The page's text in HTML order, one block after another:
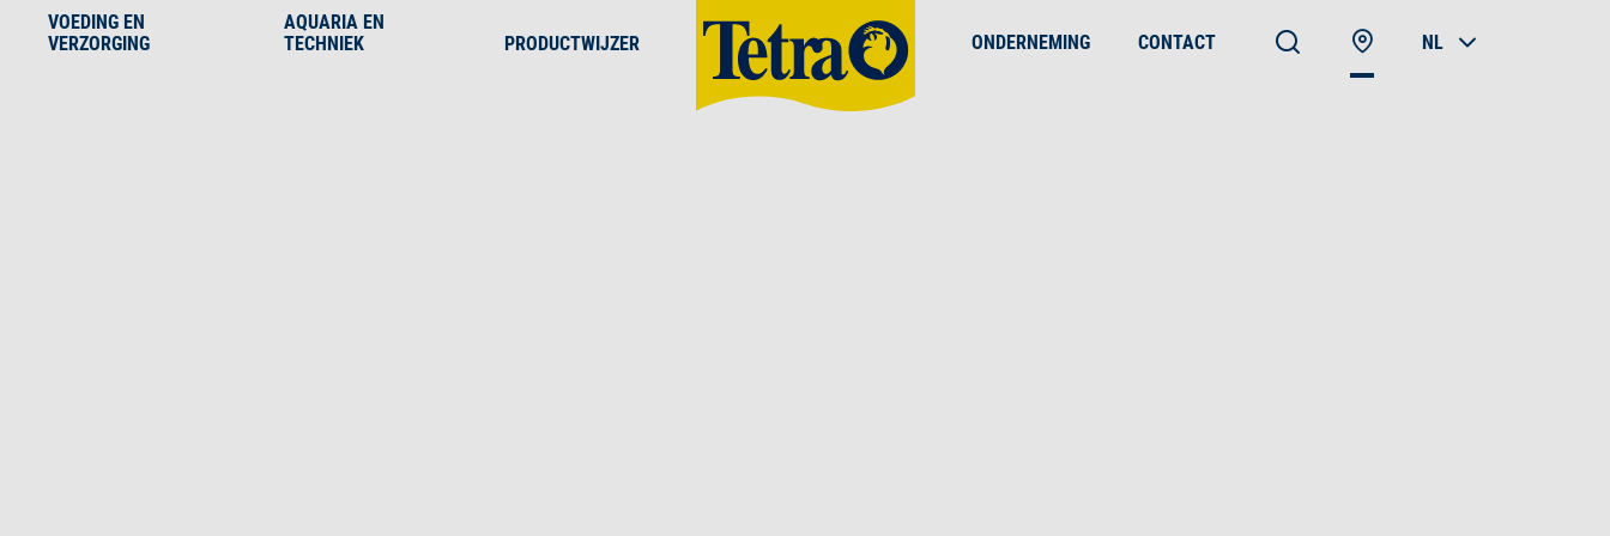
VOEDING EN
VERZORGING
AQUARIA EN
TECHNIEK
PRODUCTWIJZER ONDERNEMING CONTACT NL